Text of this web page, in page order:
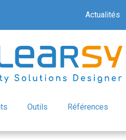
Actualités
Outils Références